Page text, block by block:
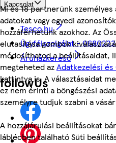
Mi és 18 partnerünk
adatokat vagy egyedi
hozzáférhetünk azokhoz. Az
elutasítása gombok
módosíthatod a beállításaidat,
megteheted azAdatkezelési
kattintva is. A választásaidat
ez nem érinti a böngészési
személyre tudjuk szabni a
A hozzájárulási beállításokat
láblécben található Süti
Kapcsolat
Tesco.hu
Ügyfélszolgálat -
Áruházkereső
followUs